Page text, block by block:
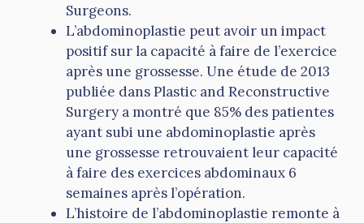
Surgeons.
L’abdominoplastie peut avoir un impact
positif sur la capacité à faire de l’exercice
après une grossesse. Une étude de 2013
publiée dans Plastic and Reconstructive
Surgery a montré que 85% des patientes
ayant subi une abdominoplastie après
une grossesse retrouvaient leur capacité
à faire des exercices abdominaux 6
semaines après l’opération.
L’histoire de l’abdominoplastie remonte à